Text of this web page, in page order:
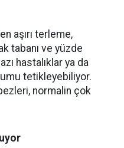
aşırı terleme,
tabanı ve yüzde
hastalıklar ya da
tetikleyebiliyor.
normalin çok